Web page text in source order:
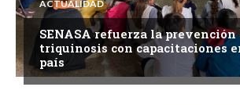
ACTUALIDAD
SENASA refuerza la prevención
triquinosis con capacitaciones
país